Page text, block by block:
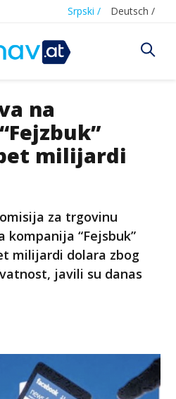
Srpski / Deutsch /
na
milijardi
za trgovinu
kompanija “Fejsbuk”
milijardi dolara zbog
javili su danas